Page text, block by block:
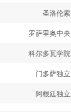
圣洛伦索
罗萨里奥中央
科尔多瓦学院
门多萨独立
阿根廷独立